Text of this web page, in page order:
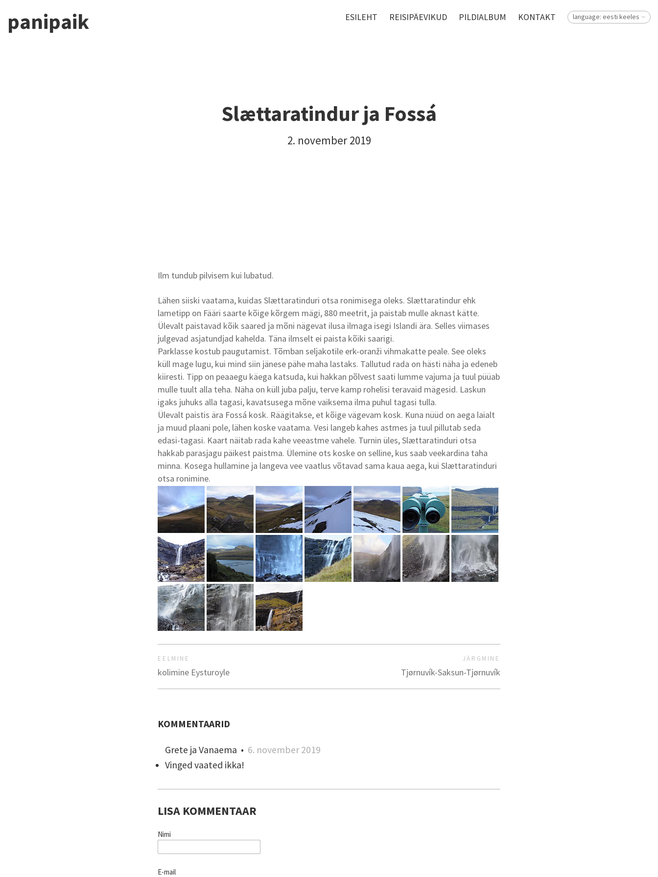
panipaik ESILEHT REISIPÄEVIKUD PILDIALBUM KONTAKT language: eesti keeles
Slættaratindur ja Fossá
2. november 2019
Ilm tundub pilvisem kui lubatud.
Lähen siiski vaatama, kuidas Slættaratinduri otsa ronimisega oleks. Slættaratindur ehk
lametipp on Fääri saarte kõige kõrgem mägi, 880 meetrit, ja paistab mulle aknast kätte.
Ülevalt paistavad kõik saared ja mõni nägevat ilusa ilmaga isegi Islandi ära. Selles viimases
julgevad asjatundjad kahelda. Täna ilmselt ei paista kõiki saarigi.
Parklasse kostub paugutamist. Tõmban seljakotile erk-oranži vihmakatte peale. See oleks
küll mage lugu, kui mind siin jänese pähe maha lastaks. Tallutud rada on hästi näha ja edeneb
kiiresti. Tipp on peaaegu käega katsuda, kui hakkan põlvest saati lumme vajuma ja tuul püüab
mulle tuult alla teha. Näha on küll juba palju, terve kamp rohelisi teravaid mägesid. Laskun
igaks juhuks alla tagasi, kavatsusega mõne vaiksema ilma puhul tagasi tulla.
Ülevalt paistis ära Fossá kosk. Räägitakse, et kõige vägevam kosk. Kuna nüüd on aega laialt
ja muud plaani pole, lähen koske vaatama. Vesi langeb kahes astmes ja tuul pillutab seda
edasi-tagasi. Kaart näitab rada kahe veeastme vahele. Turnin üles, Slættaratinduri otsa
hakkab parasjagu päikest paistma. Ülemine ots koske on selline, kus saab veekardina taha
minna. Kosega hullamine ja langeva vee vaatlus võtavad sama kaua aega, kui Slættaratinduri
otsa ronimine.
EELMINE
kolimine Eysturoyle
JÄRGMINE
Tjørnuvík-Saksun-Tjørnuvík
KOMMENTAARID
Grete ja Vanaema • 6. november 2019
Vinged vaated ikka!
LISA KOMMENTAAR
Nimi
E-mail